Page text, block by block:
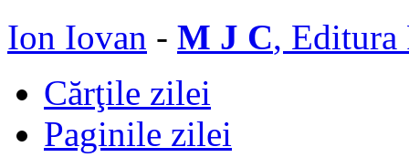
Ion Iovan - M J C, Editura
Cărţile zilei
Paginile zilei